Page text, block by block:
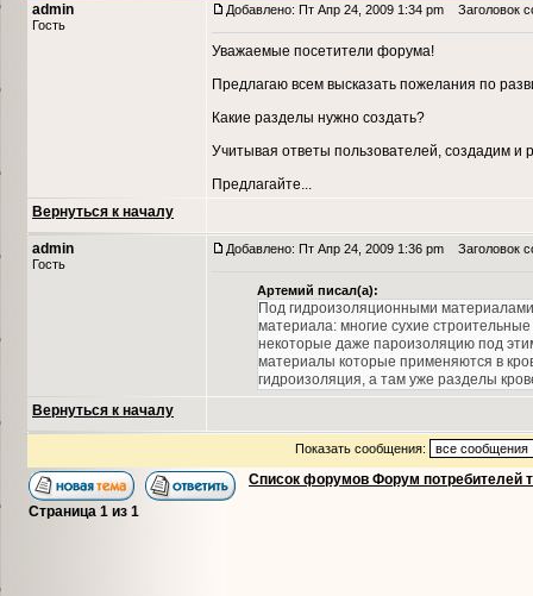
admin
Гость
Добавлено: Пт Апр 24, 2009 1:34 pm Заголовок
Уважаемые посетители форума!
Предлагаю всем высказать пожелания по
Какие разделы нужно создать?
Учитывая ответы пользователей, создадим и
Предлагайте...
Вернуться к началу
admin
Гость
Добавлено: Пт Апр 24, 2009 1:36 pm Заголовок
Артемий писал(а):
Под гидроизоляционными
материала: многие сухие
некоторые даже пароизоляцию под
материалы которые применяются в
гидроизоляция, а там уже разделы
Вернуться к началу
Показать сообщения:
Список форумов Форум потребителей
Страница 1 из 1